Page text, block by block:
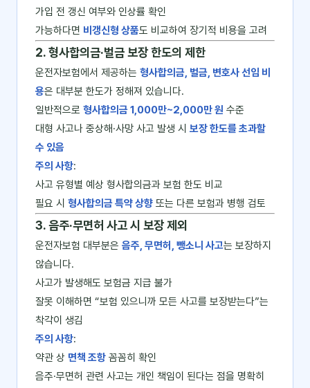
가입 전 갱신 여부와 인상률 확인
가능하다면 비갱신형 상품도 비교하여 장기적 비용을 고려
2. 형사합의금·벌금 보장 한도의 제한
운전자보험에서 제공하는 형사합의금, 벌금, 변호사 선임 비
용은 대부분 한도가 정해져 있습니다.
일반적으로 형사합의금 1,000만~2,000만 원 수준
대형 사고나 중상해·사망 사고 발생 시 보장 한도를 초과할
수 있음
주의 사항:
사고 유형별 예상 형사합의금과 보험 한도 비교
필요 시 형사합의금 특약 상향 또는 다른 보험과 병행 검토
3. 음주·무면허 사고 시 보장 제외
운전자보험 대부분은 음주, 무면허, 뺑소니 사고는 보장하지
않습니다.
사고가 발생해도 보험금 지급 불가
잘못 이해하면 “보험 있으니까 모든 사고를 보장받는다”는
착각이 생김
주의 사항:
약관 상 면책 조항 꼼꼼히 확인
음주·무면허 관련 사고는 개인 책임이 된다는 점을 명확히